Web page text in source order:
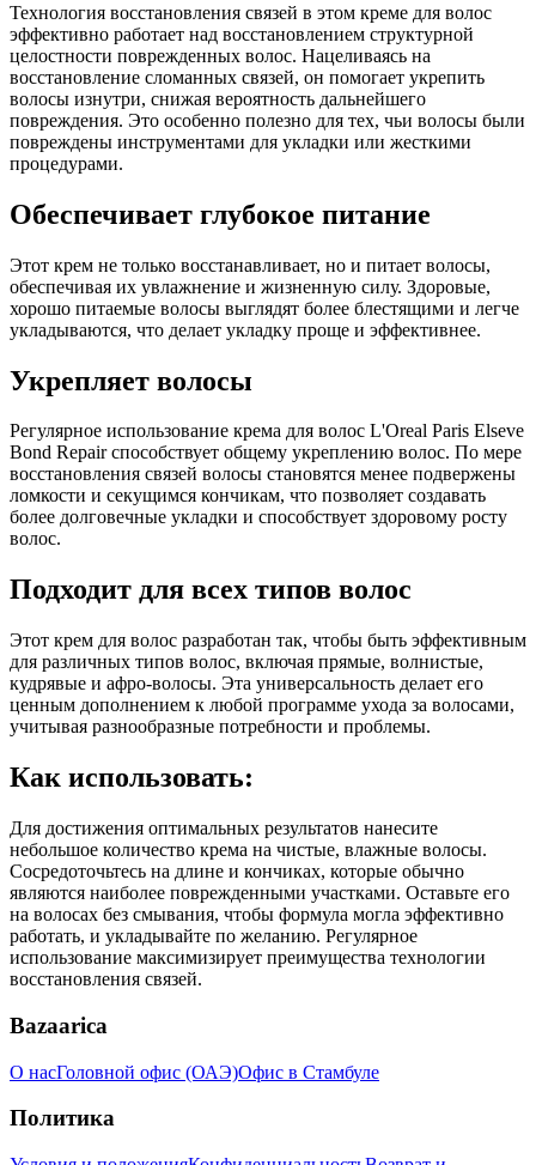
Технология восстановления связей в этом креме для волос
эффективно работает над восстановлением структурной
целостности поврежденных волос. Нацеливаясь на
восстановление сломанных связей, он помогает укрепить
волосы изнутри, снижая вероятность дальнейшего
повреждения. Это особенно полезно для тех, чьи волосы были
повреждены инструментами для укладки или жесткими
процедурами.
Обеспечивает глубокое питание
Этот крем не только восстанавливает, но и питает волосы,
обеспечивая их увлажнение и жизненную силу. Здоровые,
хорошо питаемые волосы выглядят более блестящими и легче
укладываются, что делает укладку проще и эффективнее.
Укрепляет волосы
Регулярное использование крема для волос L'Oreal Paris Elseve
Bond Repair способствует общему укреплению волос. По мере
восстановления связей волосы становятся менее подвержены
ломкости и секущимся кончикам, что позволяет создавать
более долговечные укладки и способствует здоровому росту
волос.
Подходит для всех типов волос
Этот крем для волос разработан так, чтобы быть эффективным
для различных типов волос, включая прямые, волнистые,
кудрявые и афро-волосы. Эта универсальность делает его
ценным дополнением к любой программе ухода за волосами,
учитывая разнообразные потребности и проблемы.
Как использовать:
Для достижения оптимальных результатов нанесите
небольшое количество крема на чистые, влажные волосы.
Сосредоточьтесь на длине и кончиках, которые обычно
являются наиболее поврежденными участками. Оставьте его
на волосах без смывания, чтобы формула могла эффективно
работать, и укладывайте по желанию. Регулярное
использование максимизирует преимущества технологии
восстановления связей.
Bazaarica
О насГоловной офис (ОАЭ)Офис в Стамбуле
Политика